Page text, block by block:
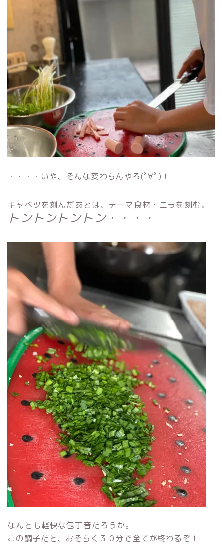
・・・・いや、そんな変わらんやろ(ﾟ∀ﾟ)！
キャベツを刻んだあとは、テーマ食材・ニラを刻む。
トントントントン・・・・
なんとも軽快な包丁音だろうか。
この調子だと、おそらく３０分で全てが終わるぞ！